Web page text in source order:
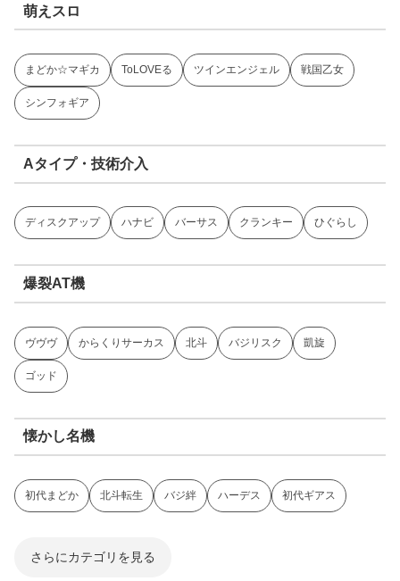
萌えスロ
まどか☆マギカ ToLOVEる ツインエンジェル 戦国乙女
シンフォギア
Aタイプ・技術介入
ディスクアップ ハナビ バーサス クランキー ひぐらし
爆裂AT機
ヴヴヴ からくりサーカス 北斗 バジリスク 凱旋
ゴッド
懐かし名機
初代まどか 北斗転生 バジ絆 ハーデス 初代ギアス
さらにカテゴリを見る